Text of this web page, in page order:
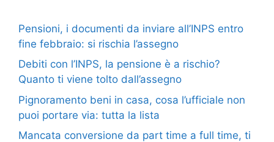
Pensioni, i documenti da inviare all’INPS entro
fine febbraio: si rischia l’assegno
Debiti con l’INPS, la pensione è a rischio?
Quanto ti viene tolto dall’assegno
Pignoramento beni in casa, cosa l’ufficiale non
puoi portare via: tutta la lista
Mancata conversione da part time a full time, ti